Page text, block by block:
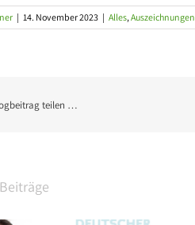
| 14. November 2023 | Alles,Auszeichnungen
teilen …